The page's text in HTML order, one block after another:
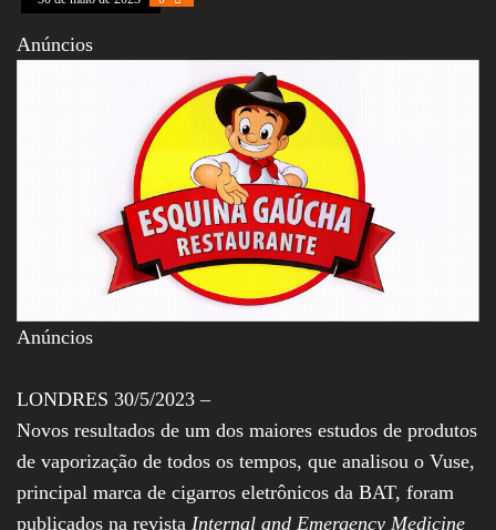
Rio de Janeiro,
Brasília, Nordeste,
Norte, Centro-
Oeste, Sul, Sudeste,
Gastronomia,
Vinhos, Bebidas,
Cervejas, Comida,
Receitas, Chef, RH,
Emprego,
Empreendedorismo,
Negócios,
Oportunidades,
Anúncios
Anúncios
LONDRES 30/5/2023 –
Novos resultados de um dos maiores estudos de produtos
de vaporização de todos os tempos, que analisou o Vuse,
principal marca de cigarros eletrônicos da BAT, foram
publicados na revista Internal and Emergency Medicine